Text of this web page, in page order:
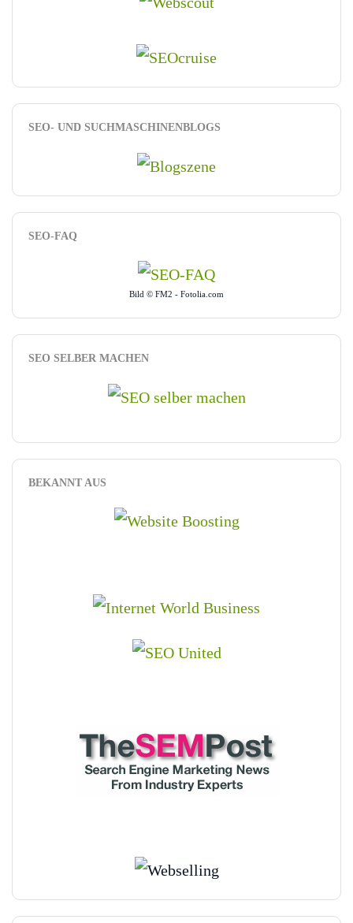
SEO- UND SUCHMASCHINENBLOGS
SEO-FAQ
Bild © FM2 - Fotolia.com
SEO SELBER MACHEN
BEKANNT AUS